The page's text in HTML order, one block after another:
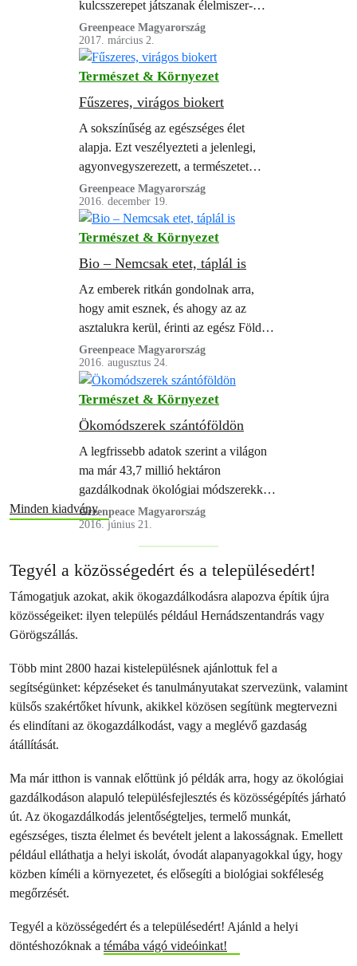
kulcsszerepet játszanak élelmiszer-
termelésünkben és a mezőgazdaságban.
A világpiacon értékesített árunövények
háromnegyede függ tőlük valamilyen
mértékben. Ennek ellenére ezek a
nélkülözhetetlen rovarok komoly
bajban vannak. Egyes vadon élő
poszméhfajok egyedszáma például
olyan drasztikusan megfogyatkozott,
hogy az regionális vagy globális
kihalásukhoz vezetett. A más
beporzókról rendelkezésre…
Greenpeace Magyarország
2017. március 2.
Természet & Környezet
Fűszeres, virágos biokert
A sokszínűség az egészséges élet
alapja. Ezt veszélyezteti a jelenlegi,
agyonvegyszerezett, a természetet
tönkretevő, a nagy monokultúrákon
kevésféle terményt termelő és ezzel
gazdasági haszonnövényeinket,
változatos táplálékforrásainkat
beszűkítő ipari mezőgazdaság. A jó hír
az, hogy van megoldás. Ez az
ökológiai gazdálkodás, amely a
természettel és az emberek egészséges
összhangban, minden eddigi ellenkező
állítással…
Greenpeace Magyarország
2016. december 19.
Természet & Környezet
Bio – Nemcsak etet, táplál is
Az emberek ritkán gondolnak arra,
hogy amit esznek, és ahogy az az
asztalukra kerül, érinti az egész Földet.
Megváltoztatja a tájat, az életformánkat,
befolyásolja a talaj termőképességét, a
levegő és a vizek tisztaságát, még az
időjárást is.
Greenpeace Magyarország
2016. augusztus 24.
Természet & Környezet
Ökomódszerek szántóföldön
A legfrissebb adatok szerint a világon
ma már 43,7 millió hektáron
gazdálkodnak ökológiai módszerekkel.
Európában 11,6 millió hektáron folyik
ilyen gazdálkodás. Az ökotermékek
fogyasztása világszerte folyamatosan
növekszik – a tendenciát még a 2008-
as gazdasági válság sem tudta
megtörni. Ennek hátterében az áll,
hogy egyre többen ismerik fel: aki
vásárol a családjának.…
Greenpeace Magyarország
2016. június 21.
Minden kiadvány
Tegyél a közösségedért és a településedért!
Támogatjuk azokat, akik ökogazdálkodásra alapozva építik újra
közösségeiket: ilyen település például Hernádszentandrás vagy
Görögszállás.
Több mint 2800 hazai kistelepülésnek ajánlottuk fel a
segítségünket: képzéseket és tanulmányutakat szervezünk, valamint
külsős szakértőket hívunk, akikkel közösen segítünk megtervezni
és elindítani az ökogazdálkodást, vagy a meglévő gazdaság
átállítását.
Ma már itthon is vannak előttünk jó példák arra, hogy az ökológiai
gazdálkodáson alapuló településfejlesztés és közösségépítés járható
út. Az ökogazdálkodás jelentőségteljes, termelő munkát,
egészséges, tiszta élelmet és bevételt jelent a lakosságnak. Emellett
például elláthatja a helyi iskolát, óvodát alapanyagokkal úgy, hogy
közben kíméli a környezetet, és elősegíti a biológiai sokféleség
megőrzését.
Tegyél a közösségedért és a településedért! Ajánld a helyi
döntéshozóknak a témába vágó videóinkat!